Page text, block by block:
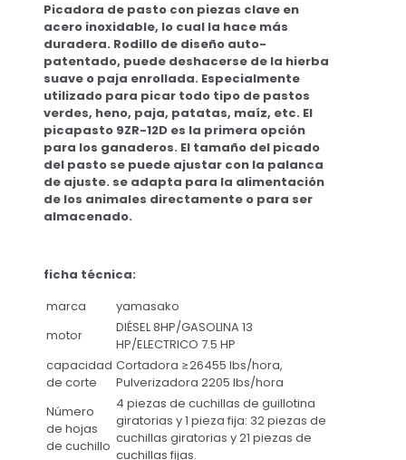
Picadora de pasto con piezas clave en
acero inoxidable, lo cual la hace más
duradera. Rodillo de diseño auto-
patentado, puede deshacerse de la hierba
suave o paja enrollada. Especialmente
utilizado para picar todo tipo de pastos
verdes, heno, paja, patatas, maíz, etc. El
picapasto 9ZR-12D es la primera opción
para los ganaderos. El tamaño del picado
del pasto se puede ajustar con la palanca
de ajuste. se adapta para la alimentación
de los animales directamente o para ser
almacenado.
ficha técnica:
marca
yamasako
motor
DIÉSEL 8HP/GASOLINA 13
HP/ELECTRICO 7.5 HP
capacidad
de corte
Cortadora ≥26455 lbs/hora,
Pulverizadora 2205 lbs/hora
Número
de hojas
de cuchillo
4 piezas de cuchillas de guillotina
giratorias y 1 pieza fija: 32 piezas de
cuchillas giratorias y 21 piezas de
cuchillas fijas.